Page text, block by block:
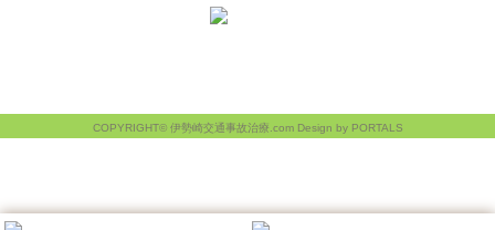
COPYRIGHT© 伊勢崎交通事故治療.com Design by PORTALS